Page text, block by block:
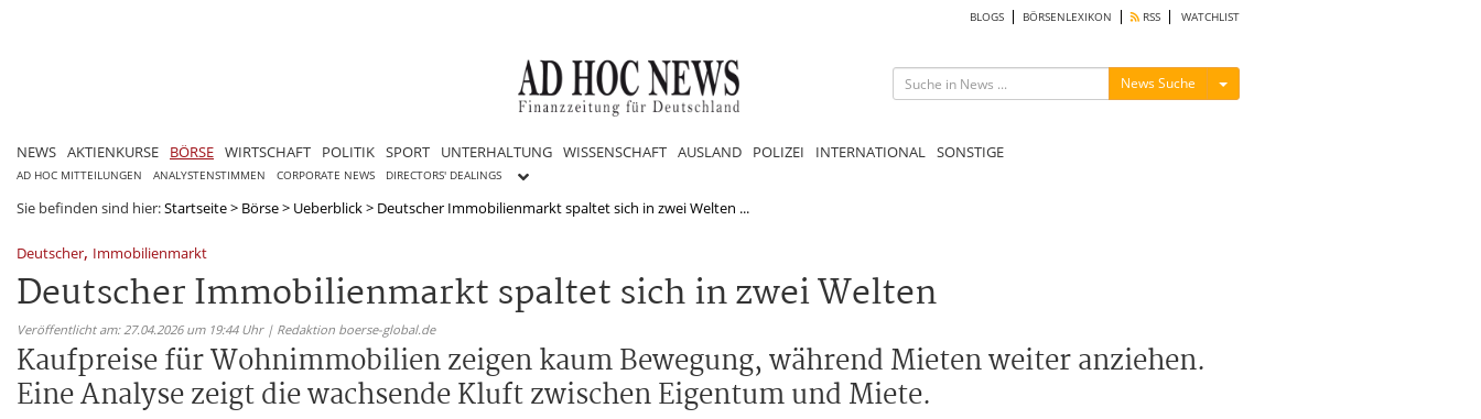
BLOGS BÖRSENLEXIKON RSS WATCHLIST
News Suche Menü ein-/ausblenden
NEWS AKTIENKURSE BÖRSE WIRTSCHAFT POLITIK SPORT UNTERHALTUNG WISSENSCHAFT AUSLAND POLIZEI INTERNATIONAL SONSTIGE
AD HOC MITTEILUNGEN ANALYSTENSTIMMEN CORPORATE NEWS DIRECTORS' DEALINGS
Sie befinden sind hier:Startseite> Börse> Ueberblick> Deutscher Immobilienmarkt spaltet sich in zwei Welten ...
Deutscher, Immobilienmarkt
Deutscher Immobilienmarkt spaltet sich in zwei Welten
Veröffentlicht am: 27.04.2026 um 19:44 Uhr | Redaktion boerse-global.de
Kaufpreise für Wohnimmobilien zeigen kaum Bewegung, während Mieten weiter anziehen.
Eine Analyse zeigt die wachsende Kluft zwischen Eigentum und Miete.